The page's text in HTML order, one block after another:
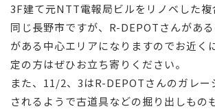
3F建て元NTT電報局ビルをリノベした複
同じ長野市ですが、R-DEPOTさんがあ
がある中心エリアになりますのでお近く
定の方はぜひお立ち寄りください。
また、11/2、3はR-DEPOTさんのガレー
されるようで古道具などの掘り出しもの